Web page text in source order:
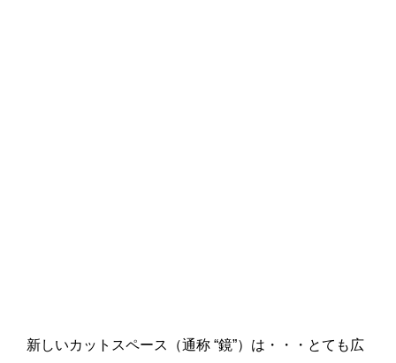
新しいカットスペース（通称 “鏡”）は・・・とても広